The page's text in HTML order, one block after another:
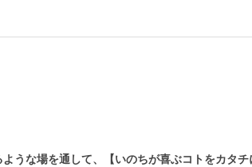
うな場を通して、【いのちが喜ぶコトをカタ